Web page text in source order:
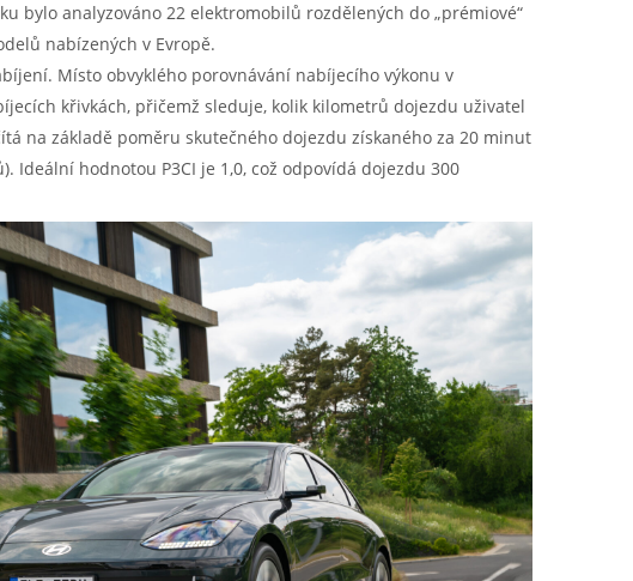
bylo analyzováno 22 elektromobilů rozdělených do „prémiové“
nabízených v Evropě.
Místo obvyklého porovnávání nabíjecího výkonu v
křivkách, přičemž sleduje, kolik kilometrů dojezdu uživatel
na základě poměru skutečného dojezdu získaného za 20 minut
Ideální hodnotou P3CI je 1,0, což odpovídá dojezdu 300